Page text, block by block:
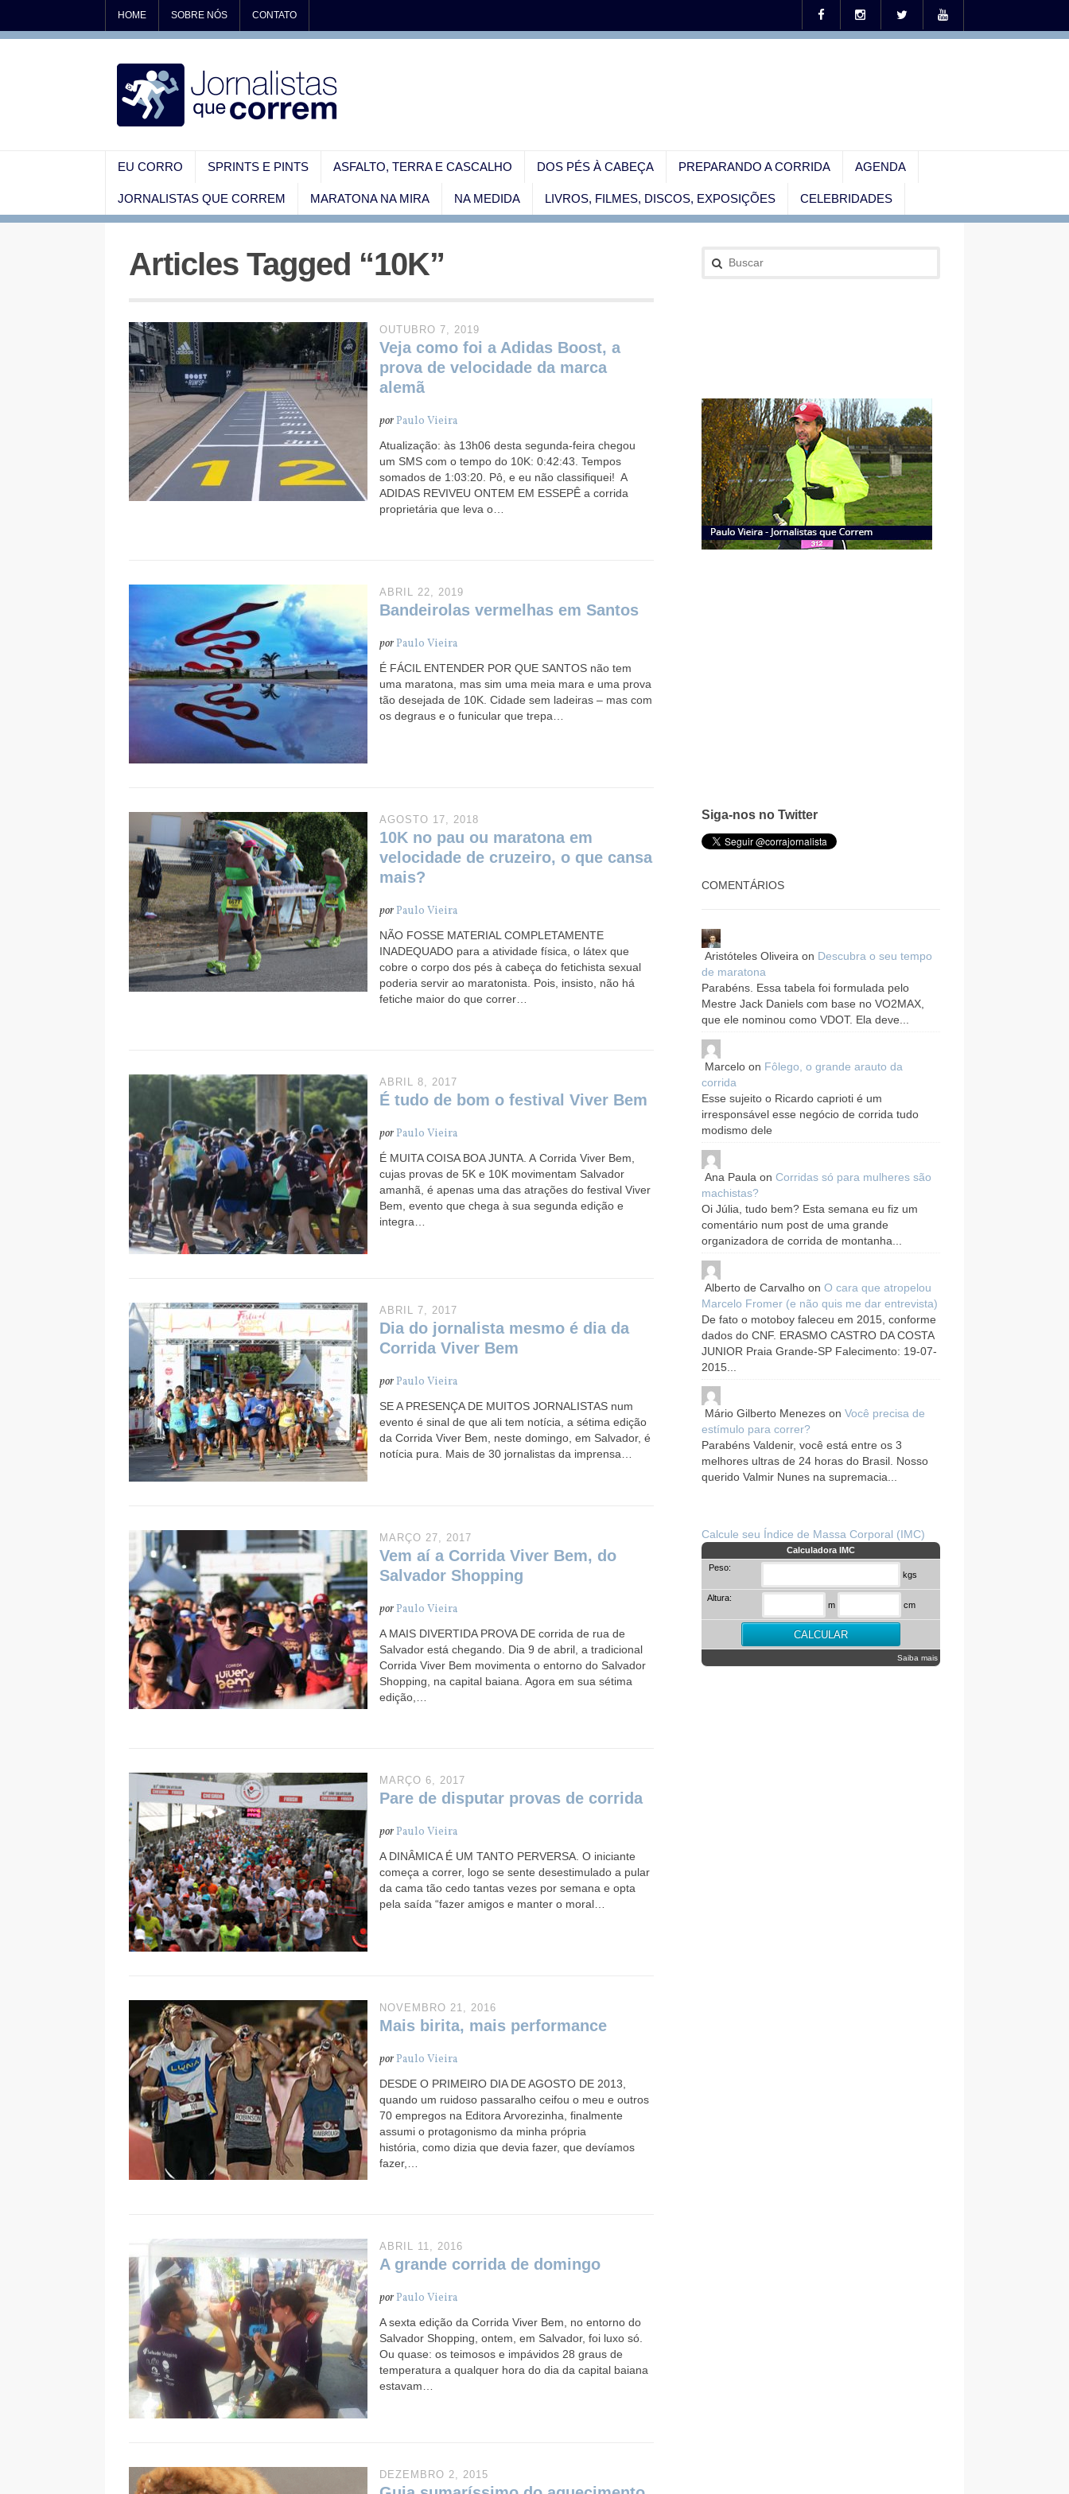
HOME SOBRE NÓS CONTATO
EU CORRO SPRINTS E PINTS ASFALTO, TERRA E CASCALHO DOS PÉS À CABEÇA PREPARANDO A CORRIDA AGENDA
JORNALISTAS QUE CORREM MARATONA NA MIRA NA MEDIDA LIVROS, FILMES, DISCOS, EXPOSIÇÕES CELEBRIDADES
Articles Tagged “10K”
OUTUBRO 7, 2019
Veja como foi a Adidas Boost, a
prova de velocidade da marca
alemã
porPaulo Vieira
Atualização: às 13h06 desta segunda-feira chegou
um SMS com o tempo do 10K: 0:42:43. Tempos
somados de 1:03:20. Pô, e eu não classifiquei! A
ADIDAS REVIVEU ONTEM EM ESSEPÊ a corrida
proprietária que leva o…
ABRIL 22, 2019
Bandeirolas vermelhas em Santos
porPaulo Vieira
É FÁCIL ENTENDER POR QUE SANTOS não tem
uma maratona, mas sim uma meia mara e uma prova
tão desejada de 10K. Cidade sem ladeiras – mas com
os degraus e o funicular que trepa…
AGOSTO 17, 2018
10K no pau ou maratona em
velocidade de cruzeiro, o que cansa
mais?
porPaulo Vieira
NÃO FOSSE MATERIAL COMPLETAMENTE
INADEQUADO para a atividade física, o látex que
cobre o corpo dos pés à cabeça do fetichista sexual
poderia servir ao maratonista. Pois, insisto, não há
fetiche maior do que correr…
ABRIL 8, 2017
É tudo de bom o festival Viver Bem
porPaulo Vieira
É MUITA COISA BOA JUNTA. A Corrida Viver Bem,
cujas provas de 5K e 10K movimentam Salvador
amanhã, é apenas uma das atrações do festival Viver
Bem, evento que chega à sua segunda edição e
integra…
ABRIL 7, 2017
Dia do jornalista mesmo é dia da
Corrida Viver Bem
porPaulo Vieira
SE A PRESENÇA DE MUITOS JORNALISTAS num
evento é sinal de que ali tem notícia, a sétima edição
da Corrida Viver Bem, neste domingo, em Salvador, é
notícia pura. Mais de 30 jornalistas da imprensa…
MARÇO 27, 2017
Vem aí a Corrida Viver Bem, do
Salvador Shopping
porPaulo Vieira
A MAIS DIVERTIDA PROVA DE corrida de rua de
Salvador está chegando. Dia 9 de abril, a tradicional
Corrida Viver Bem movimenta o entorno do Salvador
Shopping, na capital baiana. Agora em sua sétima
edição,…
MARÇO 6, 2017
Pare de disputar provas de corrida
porPaulo Vieira
A DINÂMICA É UM TANTO PERVERSA. O iniciante
começa a correr, logo se sente desestimulado a pular
da cama tão cedo tantas vezes por semana e opta
pela saída “fazer amigos e manter o moral…
NOVEMBRO 21, 2016
Mais birita, mais performance
porPaulo Vieira
DESDE O PRIMEIRO DIA DE AGOSTO DE 2013,
quando um ruidoso passaralho ceifou o meu e outros
70 empregos na Editora Arvorezinha, finalmente
assumi o protagonismo da minha própria
história, como dizia que devia fazer, que devíamos
fazer,…
ABRIL 11, 2016
A grande corrida de domingo
porPaulo Vieira
A sexta edição da Corrida Viver Bem, no entorno do
Salvador Shopping, ontem, em Salvador, foi luxo só.
Ou quase: os teimosos e impávidos 28 graus de
temperatura a qualquer hora do dia da capital baiana
estavam…
DEZEMBRO 2, 2015
Siga-nos no Twitter
COMENTÁRIOS
Aristóteles Oliveira on Descubra o seu tempo
de maratona
Parabéns. Essa tabela foi formulada pelo
Mestre Jack Daniels com base no VO2MAX,
que ele nominou como VDOT. Ela deve...
Marceloon Fôlego, o grande arauto da
corrida
Esse sujeito o Ricardo caprioti é um
irresponsável esse negócio de corrida tudo
modismo dele
Ana Paula on Corridas só para mulheres são
machistas?
Oi Júlia, tudo bem? Esta semana eu fiz um
comentário num post de uma grande
organizadora de corrida de montanha...
Alberto de Carvalhoon O cara que atropelou
Marcelo Fromer (e não quis me dar entrevista)
De fato o motoboy faleceu em 2015, conforme
dados do CNF. ERASMO CASTRO DA COSTA
JUNIOR Praia Grande-SP Falecimento: 19-07-
2015...
Mário Gilberto Menezeson Você precisa de
estímulo para correr?
Parabéns Valdenir, você está entre os 3
melhores ultras de 24 horas do Brasil. Nosso
querido Valmir Nunes na supremacia...
Calcule seu Índice de Massa Corporal (IMC)
Calculadora IMC
Peso:
kgs
Altura:
m cm
Saiba mais